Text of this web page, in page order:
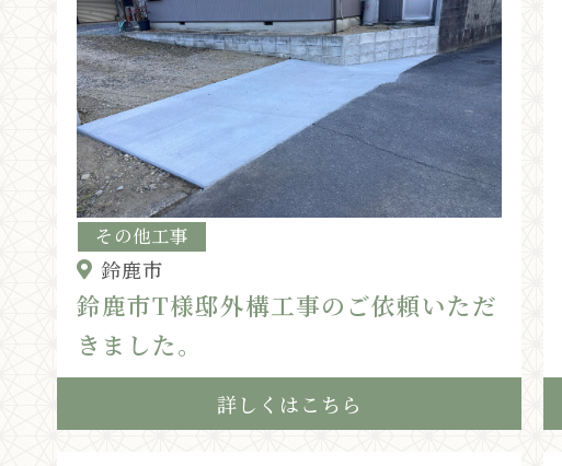
その他工事
鈴鹿市
鈴鹿市T様邸外構工事のご依頼いただ
きました。
詳しくはこちら